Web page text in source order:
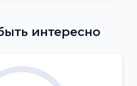
интересно